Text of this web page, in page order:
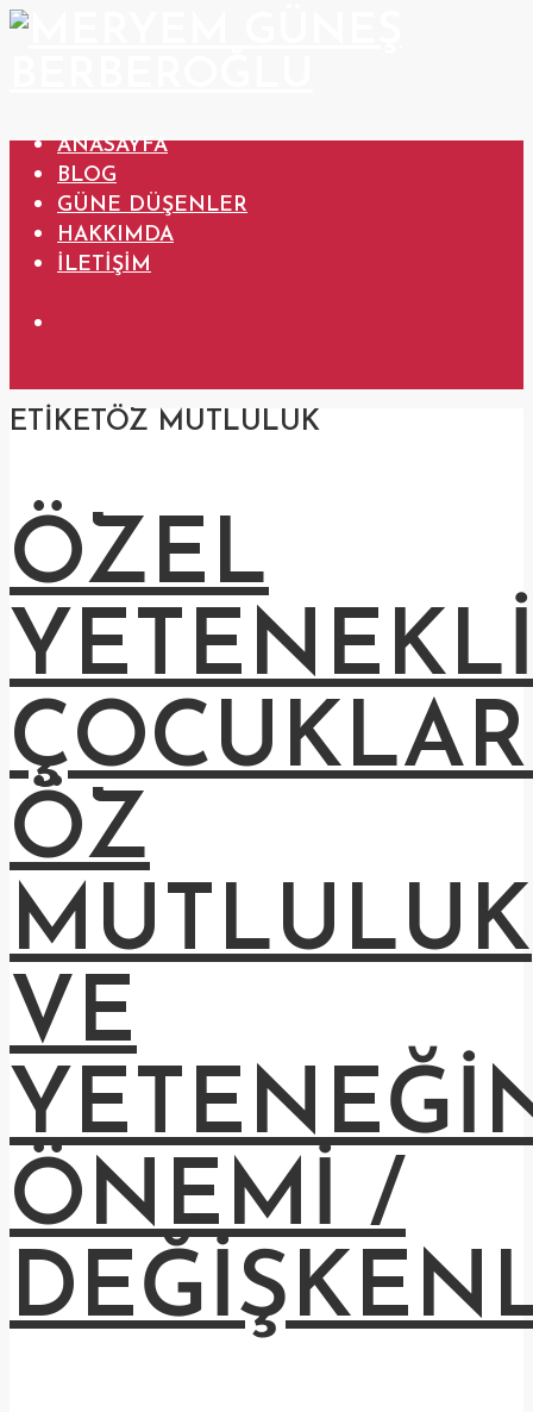
ANASAYFA
BLOG
GÜNE DÜŞENLER
HAKKIMDA
İLETIŞIM
ETIKET ÖZ MUTLULUK
ÖZEL
ÖZ
MUTLULUK
VE
ÖNEMI /